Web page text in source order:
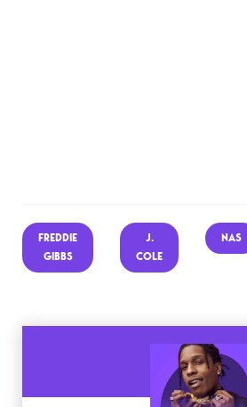
FREDDIE
GIBBS
J.
COLE
NAS